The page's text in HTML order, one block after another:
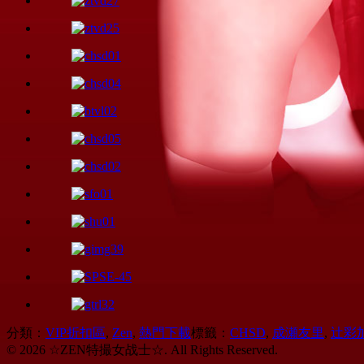
分類： VIP折扣區, Zen, 熱門下載標籤： CHSD, 成瀬友里, 辻彩
© 2026 ☆ZEN特撮女战士☆. All Rights Reserved.